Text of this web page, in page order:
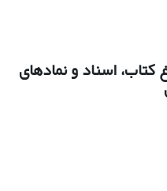
اسناد و نمادهای